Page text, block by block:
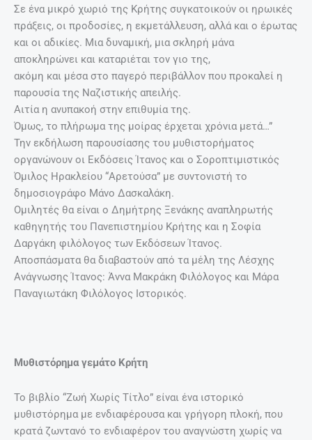
Σε ένα μικρό χωριό της Κρήτης συγκατοικούν οι ηρωικές
πράξεις, οι προδοσίες, η εκμετάλλευση, αλλά και ο έρωτας
και οι αδικίες. Μια δυναμική, μια σκληρή μάνα
αποκληρώνει και καταριέται τον γιο της,
ακόμη και μέσα στο παγερό περιβάλλον που προκαλεί η
παρουσία της Ναζιστικής απειλής.
Αιτία η ανυπακοή στην επιθυμία της.
Όμως, το πλήρωμα της μοίρας έρχεται χρόνια μετά…”
Την εκδήλωση παρουσίασης του μυθιστορήματος
οργανώνουν οι Εκδόσεις Ίτανος και ο Σοροπτιμιστικός
Όμιλος Ηρακλείου “Αρετούσα” με συντονιστή το
δημοσιογράφο Μάνο Δασκαλάκη.
Ομιλητές θα είναι ο Δημήτρης Ξενάκης αναπληρωτής
καθηγητής του Πανεπιστημίου Κρήτης και η Σοφία
Δαργάκη φιλόλογος των Εκδόσεων Ίτανος.
Αποσπάσματα θα διαβαστούν από τα μέλη της Λέσχης
Ανάγνωσης Ίτανος: Άννα Μακράκη Φιλόλογος και Μάρα
Παναγιωτάκη Φιλόλογος Ιστορικός.
Μυθιστόρημα γεμάτο Κρήτη
Το βιβλίο “Ζωή Χωρίς Τίτλο” είναι ένα ιστορικό
μυθιστόρημα με ενδιαφέρουσα και γρήγορη πλοκή, που
κρατά ζωντανό το ενδιαφέρον του αναγνώστη χωρίς να